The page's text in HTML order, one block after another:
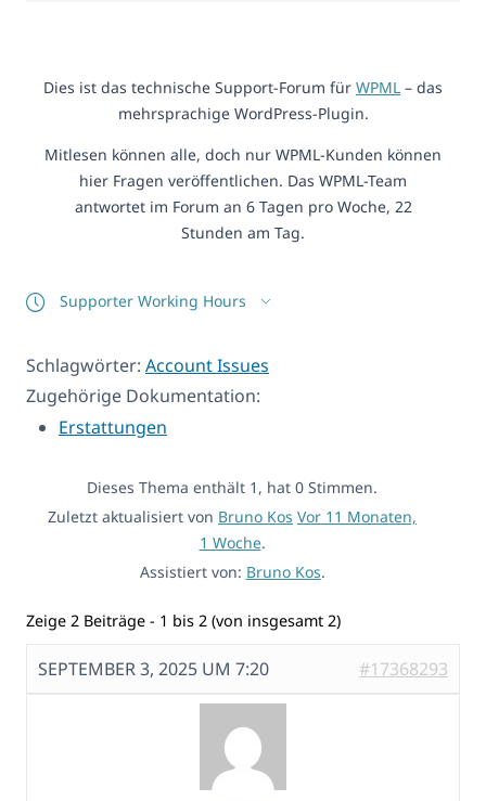
Dies ist das technische Support-Forum für WPML – das
mehrsprachige WordPress-Plugin.
Mitlesen können alle, doch nur WPML-Kunden können
hier Fragen veröffentlichen. Das WPML-Team
antwortet im Forum an 6 Tagen pro Woche, 22
Stunden am Tag.
Supporter Working Hours
Schlagwörter: Account Issues
Zugehörige Dokumentation:
Erstattungen
Dieses Thema enthält 1, hat 0 Stimmen.
Zuletzt aktualisiert von Bruno Kos Vor 11 Monaten,
1 Woche.
Assistiert von: Bruno Kos.
Zeige 2 Beiträge - 1 bis 2 (von insgesamt 2)
SEPTEMBER 3, 2025 UM 7:20 #17368293